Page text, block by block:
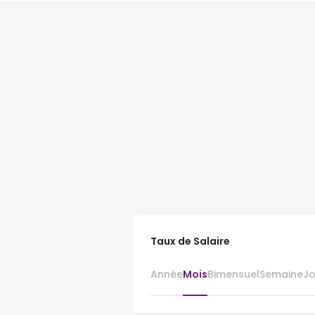
Taux de Salaire
AnnéeMoisBimensuelSemaine